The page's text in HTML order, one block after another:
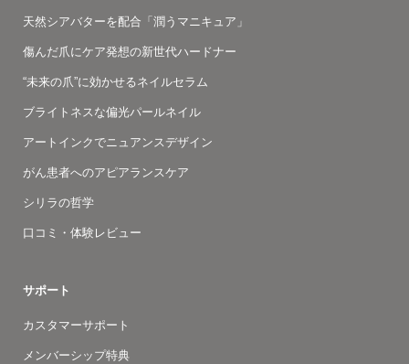
天然シアバターを配合「潤うマニキュア」
傷んだ爪にケア発想の新世代ハードナー
“未来の爪”に効かせるネイルセラム
ブライトネスな偏光パールネイル
アートインクでニュアンスデザイン
がん患者へのアピアランスケア
シリラの哲学
口コミ・体験レビュー
サポート
カスタマーサポート
メンバーシップ特典